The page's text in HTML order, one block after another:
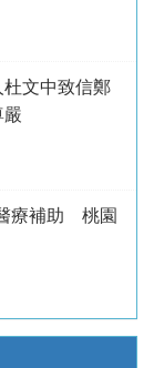
文中致信鄭
嚴
療補助 桃園